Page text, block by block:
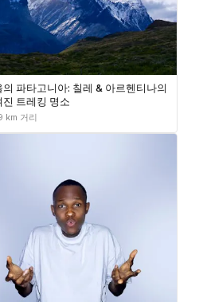
의 파타고니아: 칠레 & 아르헨티나의
진 트레킹 명소
km 거리